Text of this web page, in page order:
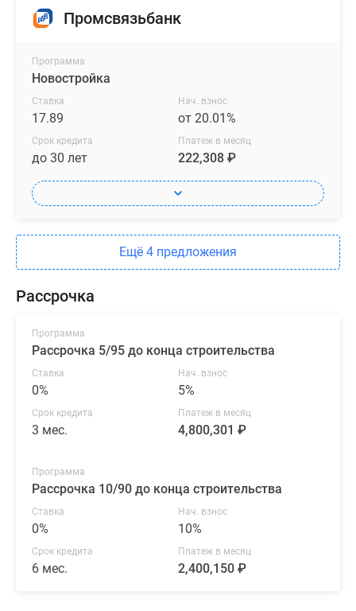
Промсвязьбанк
Программа
Новостройка
Ставка
17.89
Нач. взнос
от 20.01%
Срок кредита
до 30 лет
Платеж в месяц
222,308 ₽
Ещё 4 предложения
Рассрочка
Программа
Рассрочка 5/95 до конца строительства
Ставка
0%
Нач. взнос
5%
Срок кредита
3 мес.
Платеж в месяц
4,800,301 ₽
Программа
Рассрочка 10/90 до конца строительства
Ставка
0%
Нач. взнос
10%
Срок кредита
6 мес.
Платеж в месяц
2,400,150 ₽